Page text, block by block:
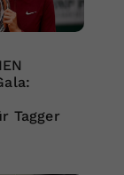
Tagger